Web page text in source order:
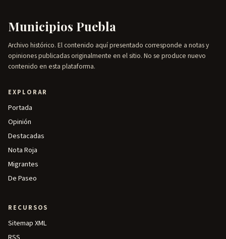
Municipios Puebla
Archivo histórico. El contenido aquí presentado corresponde a notas y
opiniones publicadas originalmente en el sitio. No se produce nuevo
contenido en esta plataforma.
EXPLORAR
Portada
Opinión
Destacadas
Nota Roja
Migrantes
De Paseo
RECURSOS
Sitemap XML